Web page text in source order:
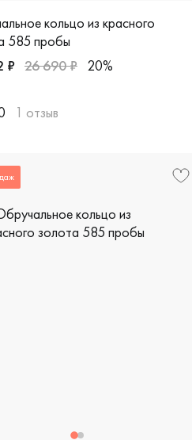
пробы, дизайнерская, 100-
кольцо из красного
585 пробы
₽ 26 690 ₽ 20%
1 отзыв